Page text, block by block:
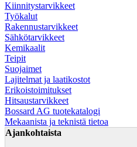
Kiinnitystarvikkeet
Työkalut
Rakennustarvikkeet
Sähkötarvikkeet
Kemikaalit
Teipit
Suojaimet
Lajitelmat ja laatikostot
Erikoistoimitukset
Hitsaustarvikkeet
Bossard AG tuotekatalogi
Mekaanista ja teknistä tietoa
Ajankohtaista